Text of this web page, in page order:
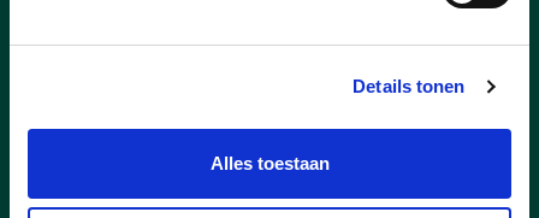
Details tonen
Alles toestaan